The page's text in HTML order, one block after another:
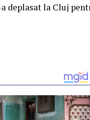
deplasat la Cluj